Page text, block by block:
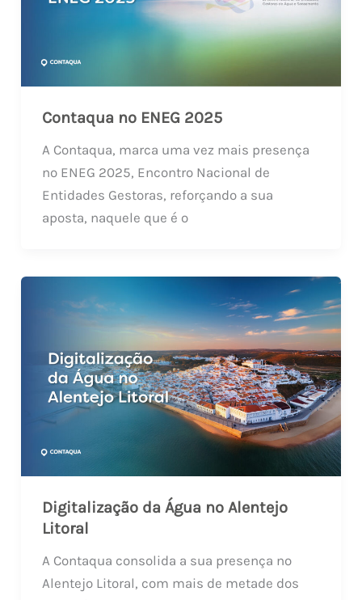
Contaqua no ENEG 2025
A Contaqua, marca uma vez mais presença
no ENEG 2025, Encontro Nacional de
Entidades Gestoras, reforçando a sua
aposta, naquele que é o
Digitalização da Água no Alentejo
Litoral
A Contaqua consolida a sua presença no
Alentejo Litoral, com mais de metade dos